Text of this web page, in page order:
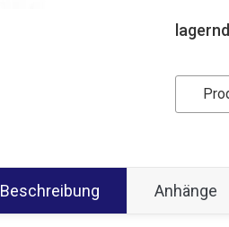
Beschreibung Anhänge